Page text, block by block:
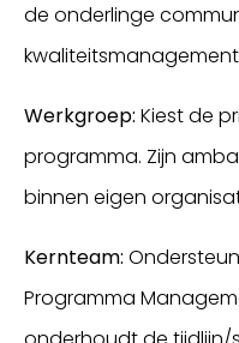
de onderlinge
Werkgroep: Kiest de
programma. Zijn
binnen eigen
Kernteam:
Programma